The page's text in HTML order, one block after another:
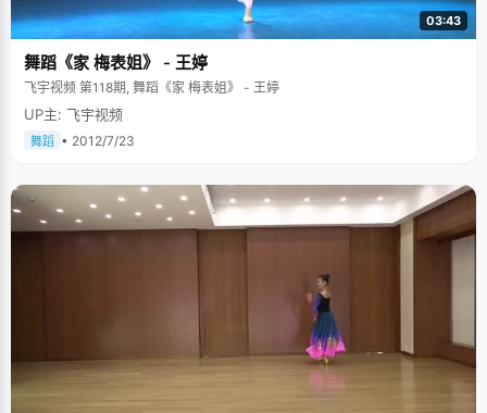
03:43
舞蹈《家 梅表姐》 - 王婷
飞宇视频 第118期, 舞蹈《家 梅表姐》 - 王婷
UP主: 飞宇视频
舞蹈 • 2012/7/23